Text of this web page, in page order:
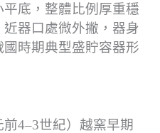
底，整體比例厚重穩
器口處微外撇，器身
時期典型盛貯容器形
4–3世紀）越窯早期